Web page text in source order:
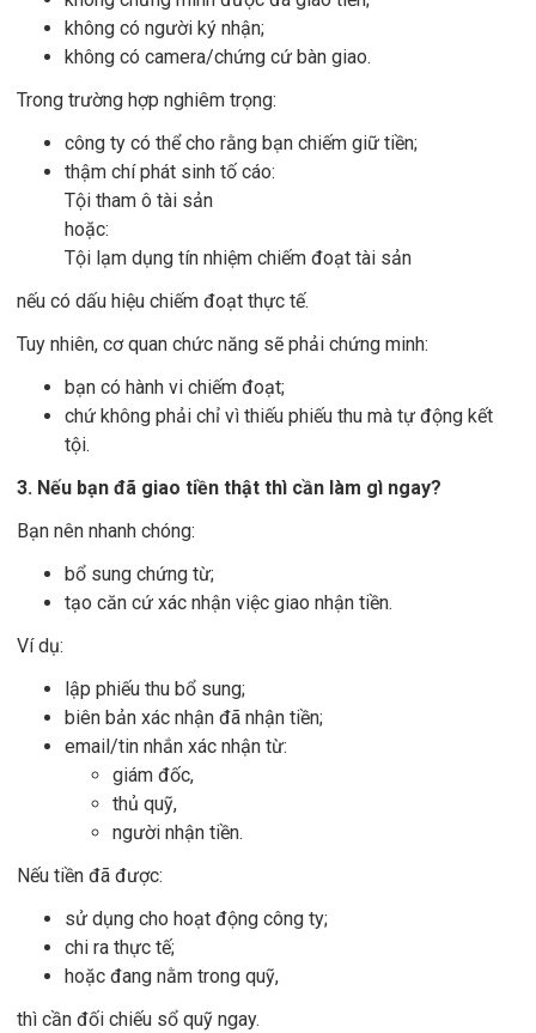
không có người ký nhận;
không có camera/chứng cứ bàn giao.
Trong trường hợp nghiêm trọng:
công ty có thể cho rằng bạn chiếm giữ tiền;
thậm chí phát sinh tố cáo:
Tội tham ô tài sản
hoặc:
Tội lạm dụng tín nhiệm chiếm đoạt tài sản
nếu có dấu hiệu chiếm đoạt thực tế.
Tuy nhiên, cơ quan chức năng sẽ phải chứng minh:
bạn có hành vi chiếm đoạt;
chứ không phải chỉ vì thiếu phiếu thu mà tự động kết
tội.
3. Nếu bạn đã giao tiền thật thì cần làm gì ngay?
Bạn nên nhanh chóng:
bổ sung chứng từ;
tạo căn cứ xác nhận việc giao nhận tiền.
Ví dụ:
lập phiếu thu bổ sung;
biên bản xác nhận đã nhận tiền;
email/tin nhắn xác nhận từ:
giám đốc,
thủ quỹ,
người nhận tiền.
Nếu tiền đã được:
sử dụng cho hoạt động công ty;
chi ra thực tế;
hoặc đang nằm trong quỹ,
thì cần đối chiếu sổ quỹ ngay.